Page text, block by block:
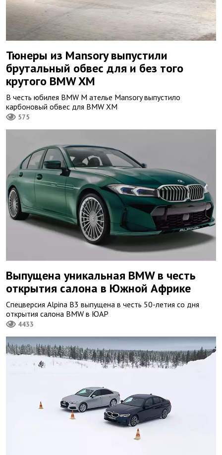
Тюнеры из Mansory выпустили
брутальный обвес для и без того
крутого BMW XM
В честь юбилея BMW M ателье Mansory выпустило
карбоновый обвес для BMW XM
575
Выпущена уникальная BMW в честь
открытия салона в Южной Африке
Спецверсия Alpina B3 выпущена в честь 50-летия со дня
открытия салона BMW в ЮАР
4433